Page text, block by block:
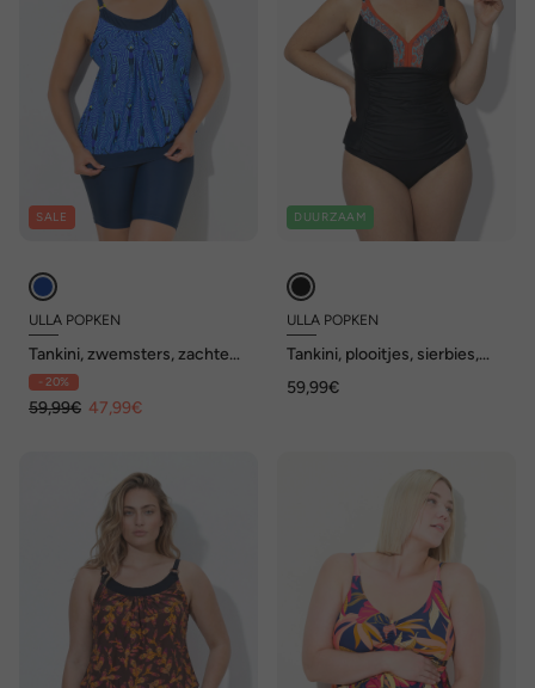
SALE
ULLA POPKEN
Tankini, zwemsters, zachte
cups, verstelbare bandjes
- 20%
59,99€ 47,99€
DUURZAAM
ULLA POPKEN
Tankini, plooitjes, sierbies,
bandjes
59,99€